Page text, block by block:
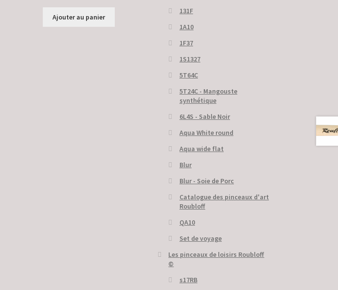
Ajouter au panier
131F
1A10
1F37
1S1327
5T64C
5Т24С - Mangouste
synthétique
6L4S - Sable Noir
Aqua White round
Aqua wide flat
Blur
Blur - Soie de Porc
Catalogue des pinceaux d'art
Roubloff
QA10
Set de voyage
Les pinceaux de loisirs Roubloff
©
s17RB